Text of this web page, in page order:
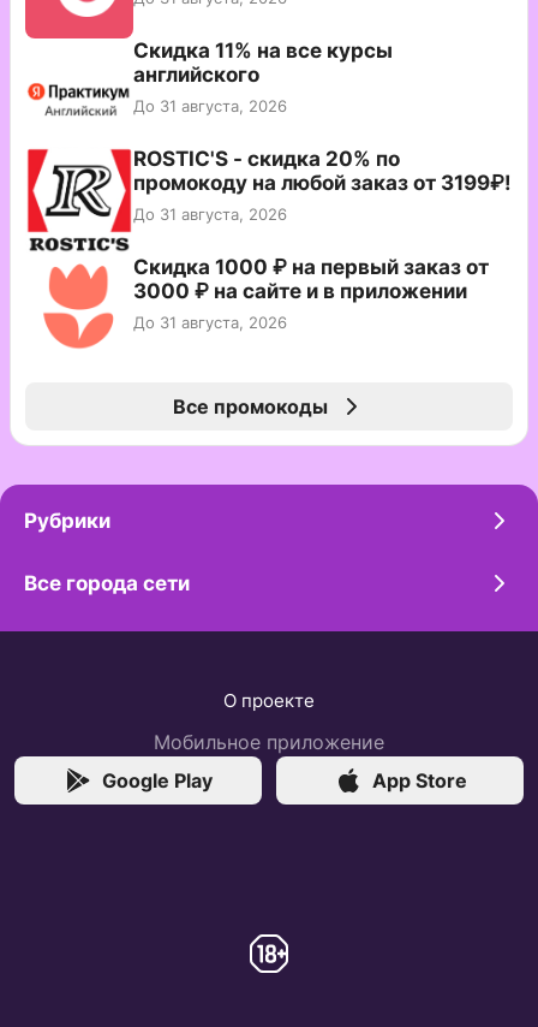
Скидка 11% на все курсы
английского
До 31 августа, 2026
ROSTIC'S - скидка 20% по
промокоду на любой заказ от 3199₽!
До 31 августа, 2026
Скидка 1000 ₽ на первый заказ от
3000 ₽ на сайте и в приложении
До 31 августа, 2026
Все промокоды
Рубрики
Все города сети
О проекте
Мобильное приложение
Google Play
App Store